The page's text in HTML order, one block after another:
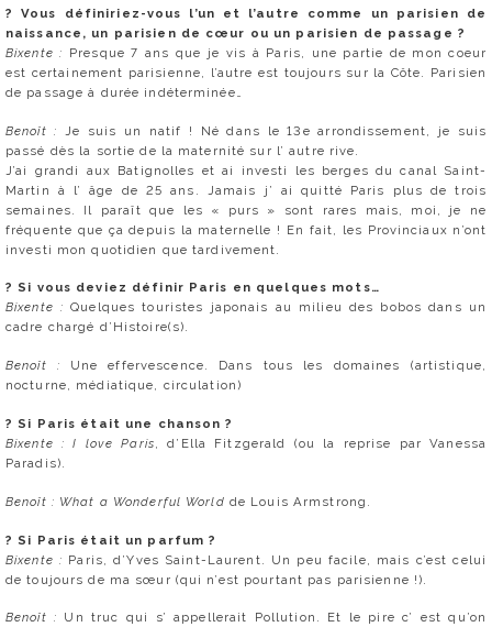
?Vous définiriez-vous l’un et l’autre comme un parisien de
naissance, un parisien de cœur ou un parisien de passage ?
Bixente : Presque 7 ans que je vis à Paris, une partie de mon coeur
est certainement parisienne, l’autre est toujours sur la Côte. Parisien
de passage à durée indéterminée…
Benoît :
Je suis un natif ! Né dans le 13e arrondissement, je suis
passé dès la sortie de la maternité sur l’ autre rive.
J’ai grandi aux Batignolles et ai investi les berges du canal Saint-
Martin à l’ âge de 25 ans. Jamais j’ ai quitté Paris plus de trois
semaines. Il paraît que les « purs » sont rares mais, moi, je ne
fréquente que ça depuis la maternelle ! En fait, les Provinciaux n’ont
investi mon quotidien que tardivement.
? Si vous deviez définir Paris en quelques mots…
Bixente :Quelques touristes japonais au milieu des bobos dans un
cadre chargé d’Histoire(s).
Benoît : Une effervescence. Dans tous les domaines (artistique,
nocturne, médiatique, circulation)
? Si Paris était une chanson ?
Bixente : I love Paris, d’Ella Fitzgerald (ou la reprise par Vanessa
Paradis).
Benoît : What a Wonderful World de Louis Armstrong.
? Si Paris était un parfum ?
Bixente : Paris, d’Yves Saint-Laurent. Un peu facile, mais c’est celui
de toujours de ma sœur (qui n’est pourtant pas parisienne !).
Benoît : Un truc qui s’ appellerait Pollution. Et le pire c’ est qu’on